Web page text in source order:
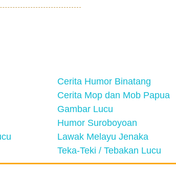
Cerita Humor Binatang
Cerita Mop dan Mob Papua
Gambar Lucu
Humor Suroboyoan
Lawak Melayu Jenaka
Teka-Teki / Tebakan Lucu